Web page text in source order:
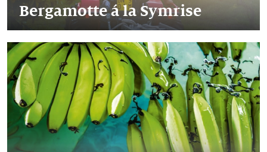
Bergamotte á la Symrise